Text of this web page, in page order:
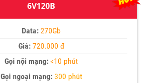
6V120B
Data: 270Gb
Giá:720.000 đ
Gọi nội mạng: <10 phút
Gọi ngoại mạng: 300 phút